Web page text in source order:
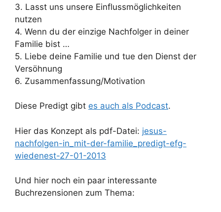
3. Lasst uns unsere Einflussmöglichkeiten
nutzen
4. Wenn du der einzige Nachfolger in deiner
Familie bist …
5. Liebe deine Familie und tue den Dienst der
Versöhnung
6. Zusammenfassung/Motivation
Diese Predigt gibt es auch als Podcast.
Hier das Konzept als pdf-Datei: jesus-
nachfolgen-in_mit-der-familie_predigt-efg-
wiedenest-27-01-2013
Und hier noch ein paar interessante
Buchrezensionen zum Thema: